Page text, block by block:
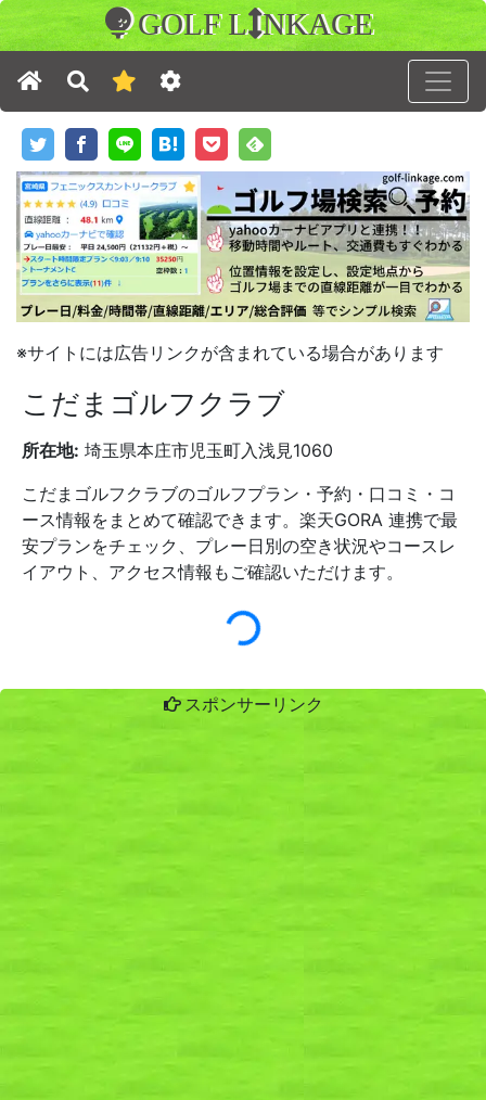
GOLF L NKAGE
※サイトには広告リンクが含まれている場合があります
こだまゴルフクラブ
所在地: 埼玉県本庄市児玉町入浅見1060
こだまゴルフクラブのゴルフプラン・予約・口コミ・コ
ース情報をまとめて確認できます。楽天GORA 連携で最
安プランをチェック、プレー日別の空き状況やコースレ
イアウト、アクセス情報もご確認いただけます。
スポンサーリンク